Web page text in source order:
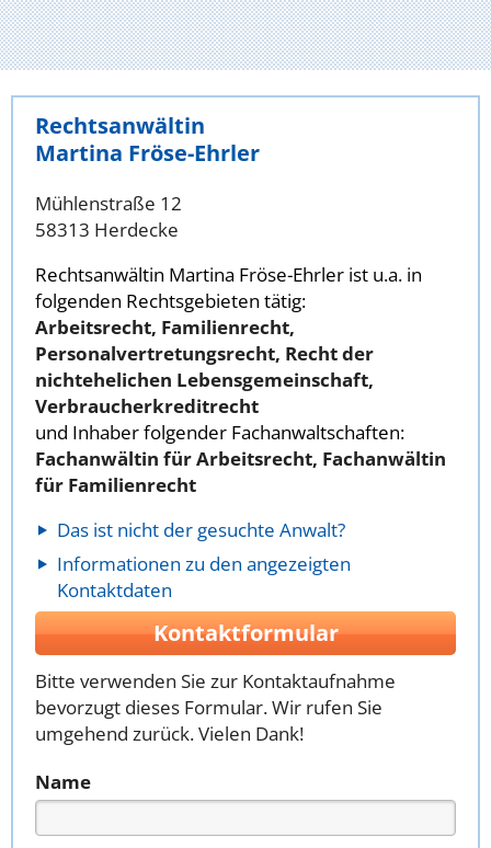
Rechtsanwältin
Martina Fröse-Ehrler
Mühlenstraße 12
58313 Herdecke
Rechtsanwältin Martina Fröse-Ehrler ist u.a. in
folgenden Rechtsgebieten tätig:
Arbeitsrecht, Familienrecht,
Personalvertretungsrecht, Recht der
nichtehelichen Lebensgemeinschaft,
Verbraucherkreditrecht
und Inhaber folgender Fachanwaltschaften:
Fachanwältin für Arbeitsrecht, Fachanwältin
für Familienrecht
Das ist nicht der gesuchte Anwalt?
Informationen zu den angezeigten
Kontaktdaten
Kontaktformular
Bitte verwenden Sie zur Kontaktaufnahme
bevorzugt dieses Formular. Wir rufen Sie
umgehend zurück. Vielen Dank!
Name